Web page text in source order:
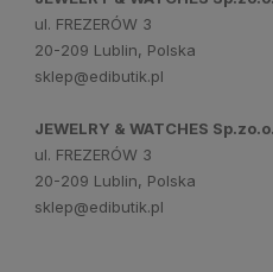
ul. FREZERÓW 3
20-209 Lublin, Polska
sklep@edibutik.pl
JEWELRY & WATCHES Sp.zo.o.
ul. FREZERÓW 3
20-209 Lublin, Polska
sklep@edibutik.pl